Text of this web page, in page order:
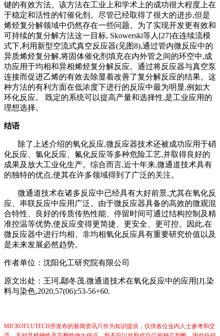
键的有效方法。该方法在工业上和学术上的成功很大程度上在
于稳定和活性的钌催化剂。尽管已经取得了很大的进步,但是
烯烃复分解领域中仍然存在一些问题。为了实现开发更有效和
可持续的复分解方法这一目标, Skowerski等人[27]在连续流模
式下,利用新型空流式真空反应器(见图8),通过管内微反应中的
异质烯烃复分解,将固体催化剂填充在内外管之间的环空中,成
功应用于均相和异相烯烃复分解反应。通过将反应器与真空泵
连接而促进乙烯的有效去除显着改善了复分解反应的结果。这
种方法的有利方面在低浓度下进行的反应中最为明显,例如大
环化反应。 既定的系统可以提高产量和选择性,是工业应用的
理想选择。
结语
除了上述介绍的氧化反应,微反应器技术还被成功应用于硝
化反应、氯化反应、氟化反应等多种危险工艺,并取得良好的
成果及放大工业化生产。综合而言,近十年来,微通道技术具有
的独特的优点,使其在许多领域得到了广泛的关注。
微通道技术在诸多反应中已经具有大好前景,尤其在氧化反
应、串联反应中应用广泛。由于微反应器具备的高效的微观混
合特性、良好的传质传热性能、停留时间可通过结构控制及精
准控温等优势,使反应变得更简捷、更安全、更可控。因此,在
微反应器中进行均相、非均相氧化反应具有重要研究价值以及
是未来发展必然趋势。
作者单位：沈阳化工研究院有限公司
原文出处：王珂,鄢冬茂.微通道技术在氧化反应中的应用[J].染
料与染色,2020,57(06):53-56+60.
MICROFLUTECH所发布的新闻资讯只作为知识提供，仅供各位业内人士参考和交